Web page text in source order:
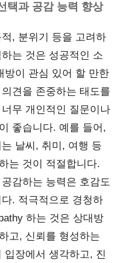
택과 공감 능력 향상
, 분위기 등을 고려하
는 것은 성공적인 소
방이 관심 있어 할 만한
견을 존중하는 태도를
무 개인적인 질문이나
좋습니다. 예를 들어,
날씨, 취미, 여행 등
는 것이 적절합니다.
감하는 능력은 호감도
. 적극적으로 경청하
하는 것은 상대방
고, 신뢰를 형성하는
장에서 생각하고, 진